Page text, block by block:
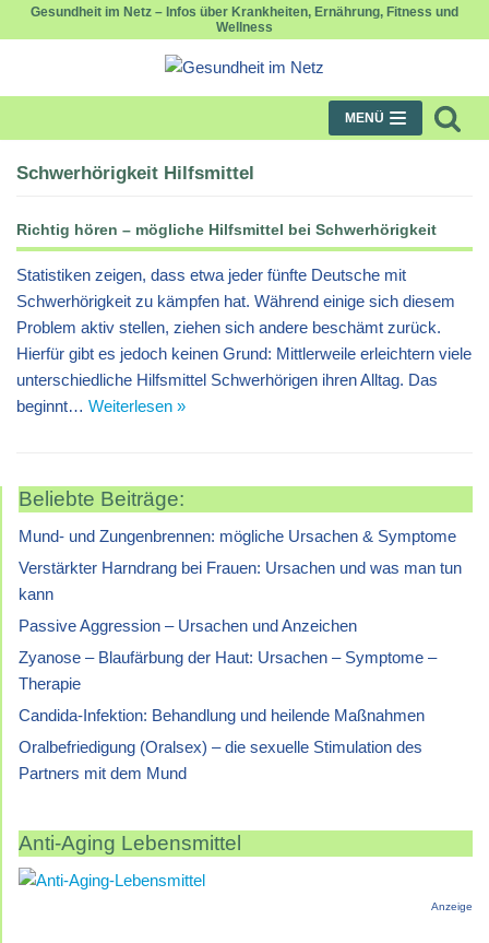
Gesundheit im Netz – Infos über Krankheiten, Ernährung, Fitness und
Wellness
MENÜ
Schwerhörigkeit Hilfsmittel
Richtig hören – mögliche Hilfsmittel bei Schwerhörigkeit
Statistiken zeigen, dass etwa jeder fünfte Deutsche mit
Schwerhörigkeit zu kämpfen hat. Während einige sich diesem
Problem aktiv stellen, ziehen sich andere beschämt zurück.
Hierfür gibt es jedoch keinen Grund: Mittlerweile erleichtern viele
unterschiedliche Hilfsmittel Schwerhörigen ihren Alltag. Das
beginnt… Weiterlesen »
Beliebte Beiträge:
Mund- und Zungenbrennen: mögliche Ursachen & Symptome
Verstärkter Harndrang bei Frauen: Ursachen und was man tun
kann
Passive Aggression – Ursachen und Anzeichen
Zyanose – Blaufärbung der Haut: Ursachen – Symptome –
Therapie
Candida-Infektion: Behandlung und heilende Maßnahmen
Oralbefriedigung (Oralsex) – die sexuelle Stimulation des
Partners mit dem Mund
Anti-Aging Lebensmittel
Anzeige